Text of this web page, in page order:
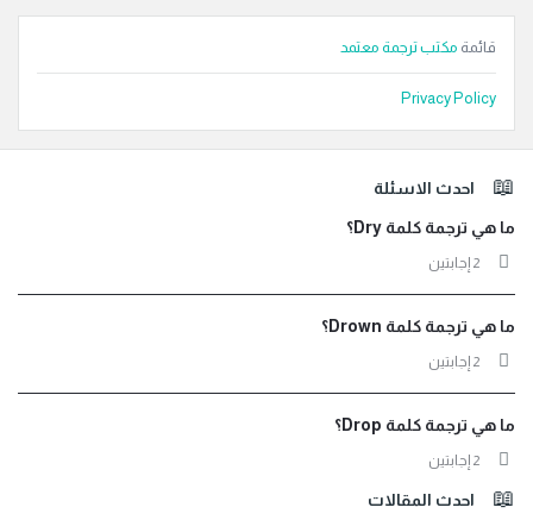
قائمة مكتب ترجمة معتمد
Privacy Policy
الفوتراحدث الاسئلة
ما هي ترجمة كلمة Dry؟
‫2 إجابتين
ما هي ترجمة كلمة Drown؟
‫2 إجابتين
ما هي ترجمة كلمة Drop؟
‫2 إجابتين
احدث المقالات